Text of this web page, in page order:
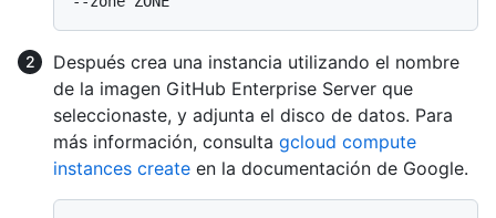
Después crea una instancia utilizando el nombre
de la imagen GitHub Enterprise Server que
seleccionaste, y adjunta el disco de datos. Para
más información, consulta gcloud compute
instances create en la documentación de Google.